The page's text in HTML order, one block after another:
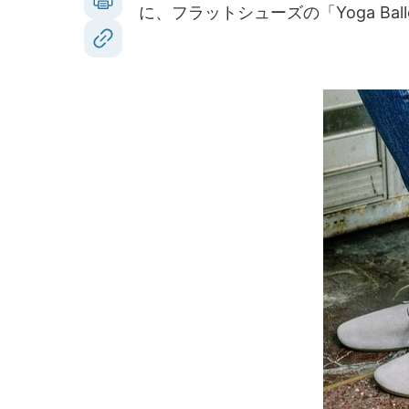
に、フラットシューズの「Yoga